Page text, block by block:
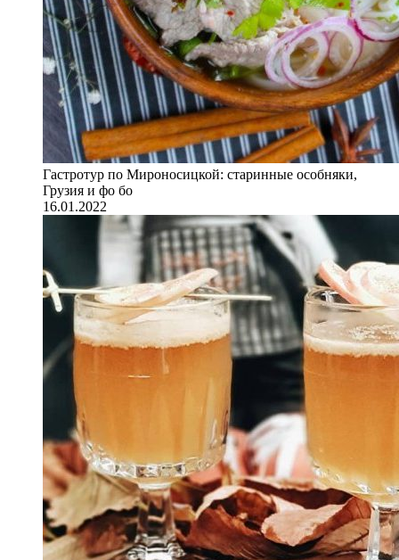
Гастротур по Мироносицкой: старинные особняки,
Грузия и фо бо
16.01.2022